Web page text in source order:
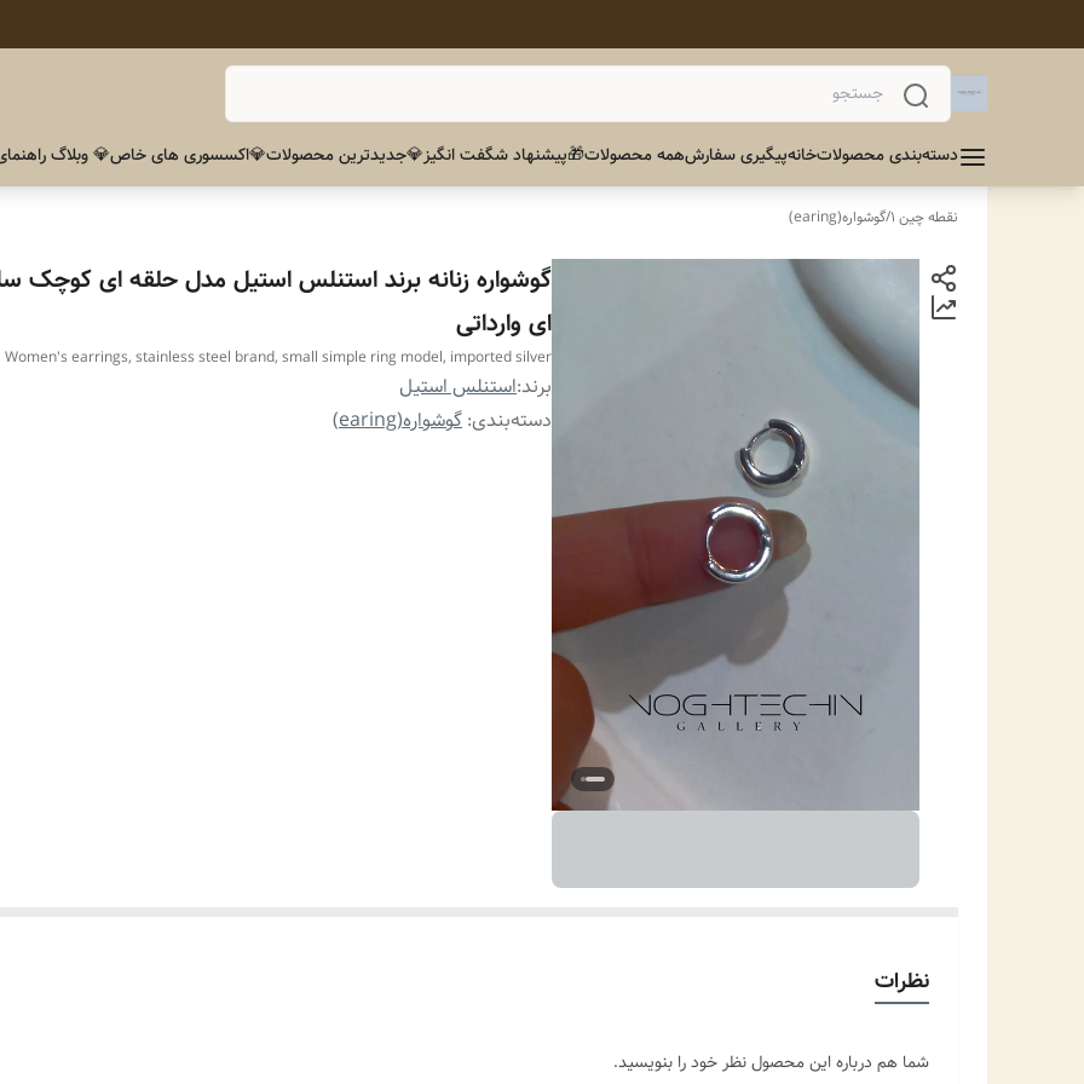
دسته‌بندی محصولاتخانهپیگیری سفارشهمه محصولات🎁پیشنهاد شگفت انگیز💎جدیدترین محصولات💎اکسسوری های خاص💎 وبلاگ
نقطه چین 1 /گوشواره(earing)
گوشواره زنانه برند استنلس استیل مدل حلقه ای کوچک
ای وارداتی
Women's earrings, stainless steel brand, small simple ring model, imported silver
برند:استنلس استیل
دسته‌بندی: گوشواره(earing)
نظرات
شما هم درباره این محصول نظر خود را بنویسید.